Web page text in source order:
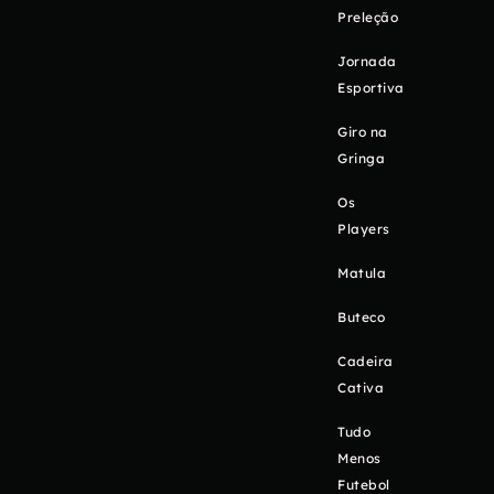
Preleção
Jornada
Esportiva
Giro na
Gringa
Os
Players
Matula
Buteco
Cadeira
Cativa
Tudo
Menos
Futebol